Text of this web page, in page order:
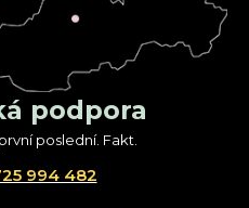
podpora
poslední. Fakt.
994 482